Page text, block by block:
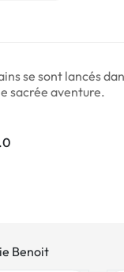
se sont lancés
sacrée aventure.
Benoit